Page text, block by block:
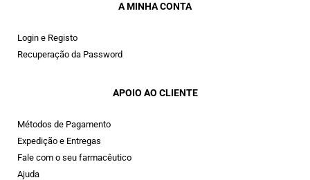
A MINHA CONTA
Login e Registo
Recuperação da Password
APOIO AO CLIENTE
Métodos de Pagamento
Expedição e Entregas
Fale com o seu farmacêutico
Ajuda